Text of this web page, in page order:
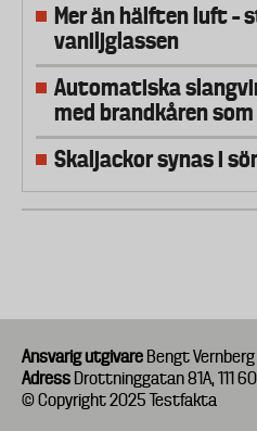
Mer än hälften luft –
vaniljglassen
Automatiska
med brandkåren
Skaljackor synas i
Ansvarig utgivare Bengt Vernberg
Adress Drottninggatan 81A, 111
© Copyright 2025 Testfakta